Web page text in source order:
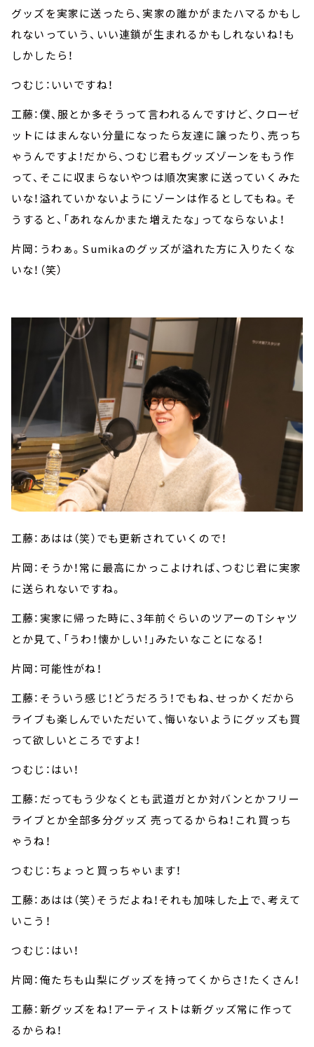
グッズを実家に送ったら、実家の誰かがまたハマるかもし
れないっていう、いい連鎖が生まれるかもしれないね！も
しかしたら！
つむじ：いいですね！
工藤：僕、服とか多そうって言われるんですけど、クローゼ
ットにはまんない分量になったら友達に譲ったり、売っち
ゃうんですよ！だから、つむじ君もグッズゾーンをもう作
って、そこに収まらないやつは順次実家に送っていくみた
いな！溢れていかないようにゾーンは作るとしてもね。そ
うすると、「あれなんかまた増えたな」ってならないよ！
片岡：うわぁ。Sumikaのグッズが溢れた方に入りたくな
いな！（笑）
工藤：あはは（笑）でも更新されていくので！
片岡：そうか！常に最高にかっこよければ、つむじ君に実家
に送られないですね。
工藤：実家に帰った時に、3年前ぐらいのツアーのTシャツ
とか見て、「うわ！懐かしい！」みたいなことになる！
片岡：可能性がね！
工藤：そういう感じ！どうだろう！でもね、せっかくだから
ライブも楽しんでいただいて、悔いないようにグッズも買
って欲しいところですよ！
つむじ：はい！
工藤：だってもう少なくとも武道ガとか対バンとかフリー
ライブとか全部多分グッズ 売ってるからね！これ買っち
ゃうね！
つむじ：ちょっと買っちゃいます！
工藤：あはは（笑）そうだよね！それも加味した上で、考えて
いこう！
つむじ：はい！
片岡：俺たちも山梨にグッズを持ってくからさ！たくさん！
工藤：新グッズをね！アーティストは新グッズ常に作って
るからね！